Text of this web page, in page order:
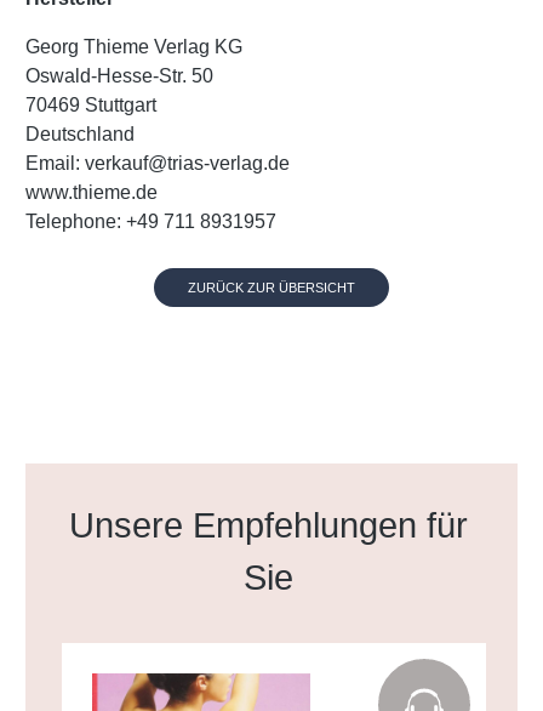
Georg Thieme Verlag KG
Oswald-Hesse-Str. 50
70469 Stuttgart
Deutschland
Email: verkauf@trias-verlag.de
www.thieme.de
Telephone: +49 711 8931957
ZURÜCK ZUR ÜBERSICHT
Produktgalerie überspringen
Unsere Empfehlungen für
Sie